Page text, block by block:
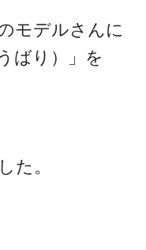
モデルさんに
ばり）」を
た。